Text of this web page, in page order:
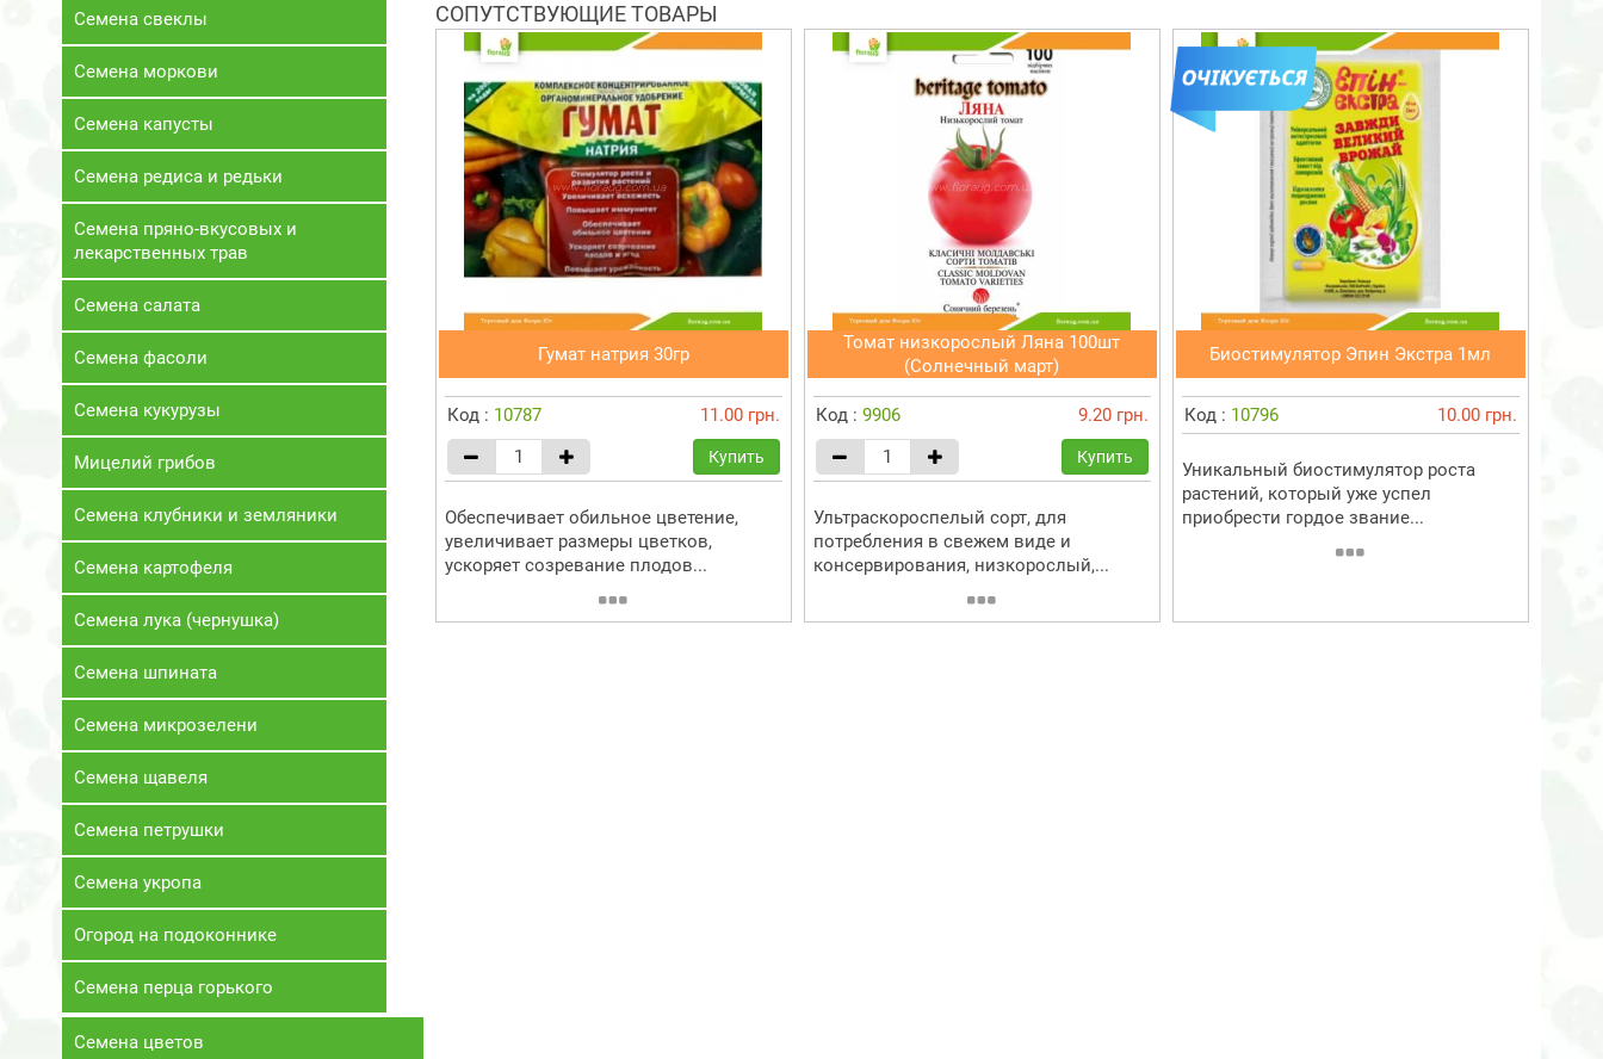
Семена свеклы
Семена моркови
Семена капусты
Семена редиса и редьки
Семена пряно-вкусовых и
лекарственных трав
Семена салата
Семена фасоли
Семена кукурузы
Мицелий грибов
Семена клубники и земляники
Семена картофеля
Семена лука (чернушка)
Семена шпината
Семена микрозелени
Семена щавеля
Семена петрушки
Семена укропа
Огород на подоконнике
Семена перца горького
Семена цветов
СОПУТСТВУЮЩИЕ ТОВАРЫ
Гумат натрия 30гр
Код : 10787 11.00 грн.
Купить
Обеспечивает обильное цветение,
увеличивает размеры цветков,
ускоряет созревание плодов...
Томат низкорослый Ляна 100шт
(Солнечный март)
Код : 9906 9.20 грн.
Купить
Ультраскороспелый сорт, для
потребления в свежем виде и
консервирования, низкорослый,...
Биостимулятор Эпин Экстра 1мл
Код : 10796 10.00 грн.
Уникальный биостимулятор роста
растений, который уже успел
приобрести гордое звание...